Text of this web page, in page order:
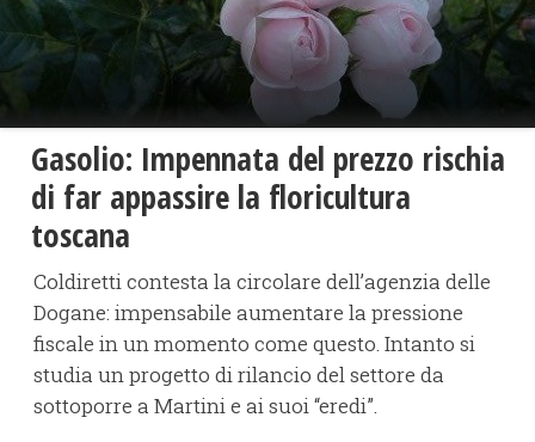
Gasolio: Impennata del prezzo rischia
di far appassire la floricultura
toscana
Coldiretti contesta la circolare dell’agenzia delle
Dogane: impensabile aumentare la pressione
fiscale in un momento come questo. Intanto si
studia un progetto di rilancio del settore da
sottoporre a Martini e ai suoi “eredi”.